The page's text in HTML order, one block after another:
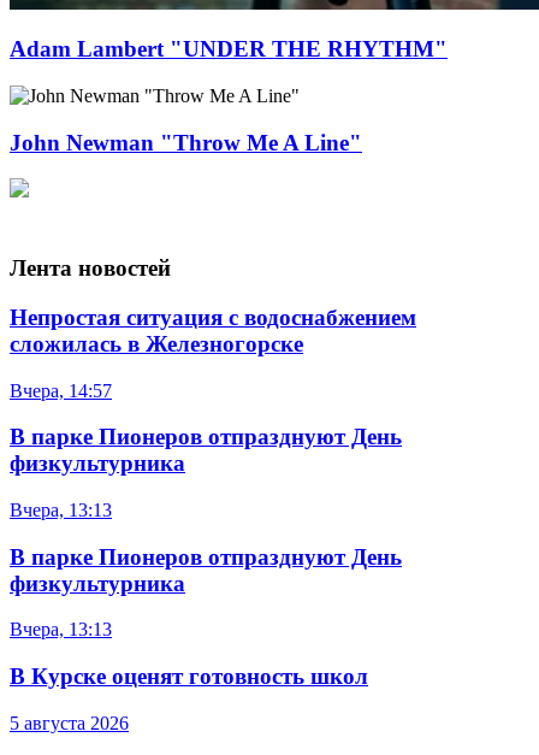
Adam Lambert "UNDER THE RHYTHM"
John Newman "Throw Me A Line"
Лента новостей
Непростая ситуация с водоснабжением
сложилась в Железногорске
Вчера, 14:57
В парке Пионеров отпразднуют День
физкультурника
Вчера, 13:13
В парке Пионеров отпразднуют День
физкультурника
Вчера, 13:13
В Курске оценят готовность школ
5 августа 2026